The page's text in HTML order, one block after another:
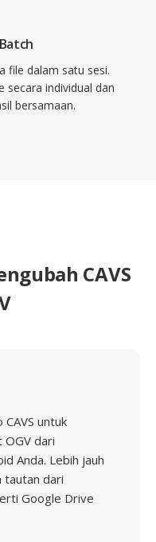
file dalam satu sesi.
secara individual dan
bersamaan.
CAVS
untuk
dari
Anda. Lebih jauh
tautan dari
Google Drive